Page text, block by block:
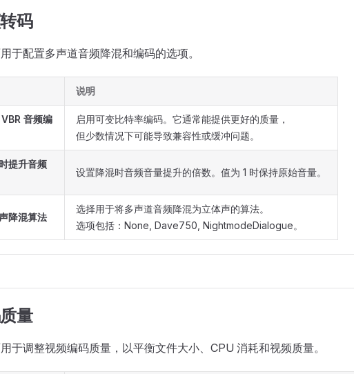
码
于配置多声道音频降混和编码的选项。
说明
音频编
启用可变比特率编码。它通常能提供更好的质量，
但少数情况下可能导致兼容性或缓冲问题。
提升音频
设置降混时音频音量提升的倍数。值为 1 时保持原始音量。
降混算法
选择用于将多声道音频降混为立体声的算法。
选项包括：None, Dave750, NightmodeDialogue。
量
于调整视频编码质量，以平衡文件大小、CPU 消耗和视频质量。